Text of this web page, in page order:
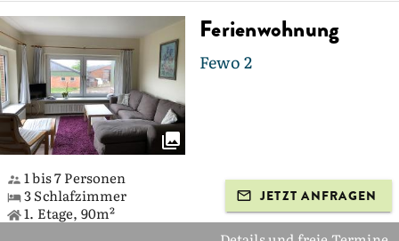
Ferienwohnung
Fewo 2
1 bis 7 Personen
3 Schlafzimmer
1. Etage, 90m²
JETZT ANFRAGEN